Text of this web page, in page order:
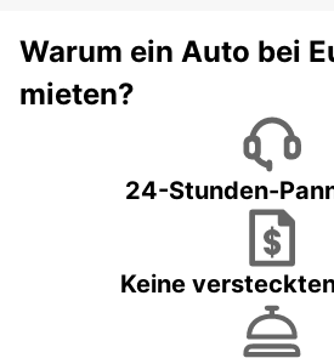
Warum ein Auto bei
mieten?
24-Stunden-
Keine